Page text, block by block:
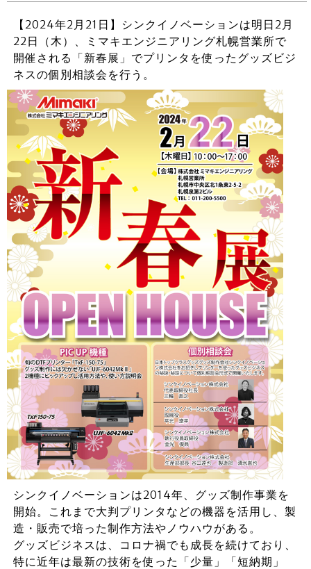
【2024年2月21日】シンクイノベーションは明日2月
22日（木）、ミマキエンジニアリング札幌営業所で
開催される「新春展」でプリンタを使ったグッズビジ
ネスの個別相談会を行う。
シンクイノベーションは2014年、グッズ制作事業を
開始。これまで大判プリンタなどの機器を活用し、製
造・販売で培った制作方法やノウハウがある。
グッズビジネスは、コロナ禍でも成長を続けており、
特に近年は最新の技術を使った「少量」「短納期」